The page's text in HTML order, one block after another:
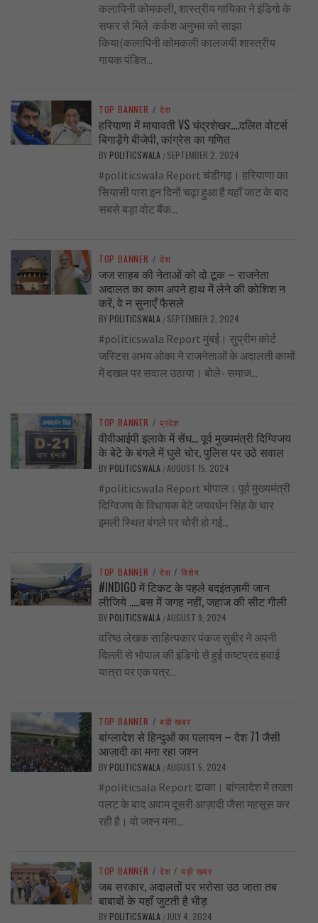
कलापिनी कोमकली, शास्त्रीय गायिका ने इंडिगो के
सफर से मिले कर्कश अनुभव को साझा
किया(कलापिनी कोमकली कालजयी शास्त्रीय
गायक पंडित...
TOP BANNER / देश
हरियाणा में मायावती VS चंद्रशेखर….दलित वोटर्स
बिगाड़ेंगे बीजेपी, कांग्रेस का गणित
BY POLITICSWALA / SEPTEMBER 2, 2024
#politicswala Report चंडीगढ़। हरियाणा का
सियासी पारा इन दिनों चढ़ा हुआ है यहाँ जाट के बाद
सबसे बड़ा वोट बैंक...
TOP BANNER / देश
जज साहब की नेताओं को दो टूक – राजनेता
अदालत का काम अपने हाथ में लेने की कोशिश न
करें, वे न सुनाएँ फैसले
BY POLITICSWALA / SEPTEMBER 2, 2024
#politicswala Report मुंबई। सुप्रीम कोर्ट
जस्टिस अभय ओका ने राजनेताओं के अदालती कामों
में दखल पर सवाल उठाया। बोले- समाज...
TOP BANNER / प्रदेश
वीवीआईपी इलाके में सेंध… पूर्व मुख्यमंत्री दिग्विजय
के बेटे के बंगले में घुसे चोर, पुलिस पर उठे सवाल
BY POLITICSWALA /AUGUST 15, 2024
#politicswala Report भोपाल। पूर्व मुख्यमंत्री
दिग्विजय के विधायक बेटे जयवर्धन सिंह के चार
इमली स्थित बंगले पर चोरी हो गई...
TOP BANNER / देश / विशेष
#INDIGO में टिकट के पहले बदइंतज़ामी जान
लीजिये …..बस में जगह नहीं, जहाज की सीट गीली
BY POLITICSWALA /AUGUST 9, 2024
वरिष्ठ लेखक साहित्यकार पंकज सुबीर ने अपनी
दिल्ली से भोपाल की इंडिगो से हुई कष्टप्रद हवाई
यात्रा पर एक पत्र...
TOP BANNER / बड़ी खबर
बांग्लादेश से हिन्दुओं का पलायन – देश 71 जैसी
आज़ादी का मना रहा जश्न
BY POLITICSWALA /AUGUST 5, 2024
#politicsala Report ढाका। बांग्लादेश में तख्ता
पलट के बाद अवाम दूसरी आज़ादी जैसा महसूस कर
रही है। वो जश्न मना...
TOP BANNER / देश / बड़ी खबर
जब सरकार, अदालतों पर भरोसा उठ जाता तब
बाबाबों के यहाँ जुटती है भीड़
BY POLITICSWALA / JULY 4, 2024